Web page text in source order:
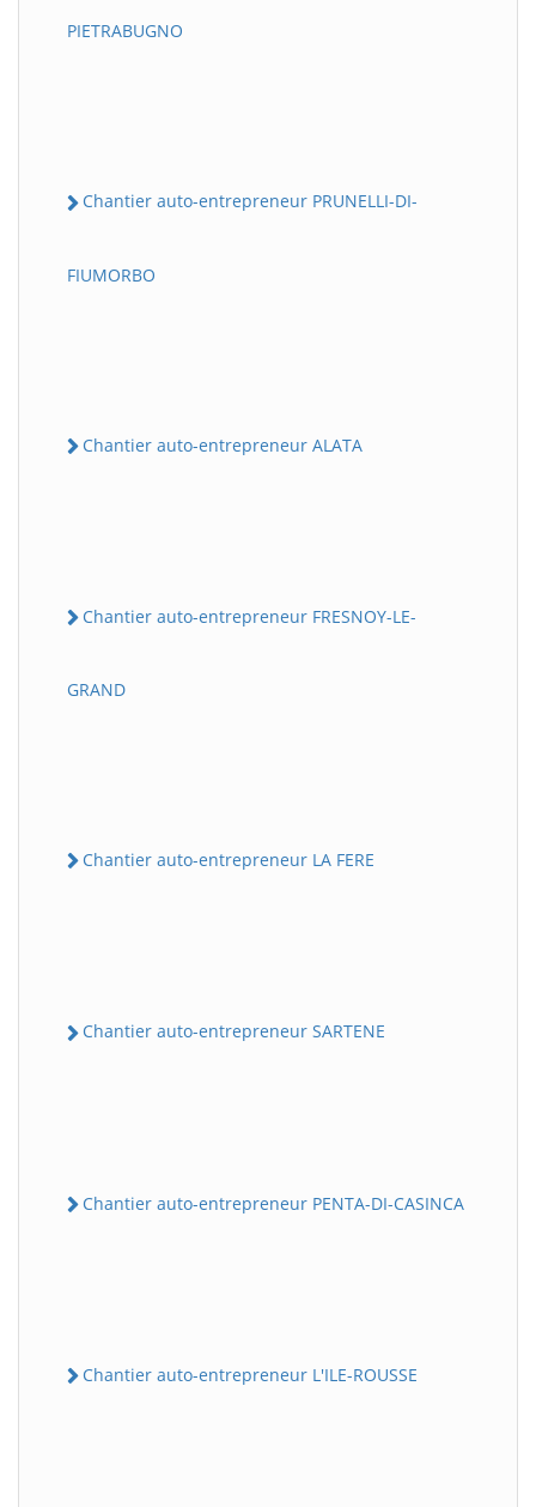
PIETRABUGNO
Chantier auto-entrepreneur PRUNELLI-DI-
FIUMORBO
Chantier auto-entrepreneur ALATA
Chantier auto-entrepreneur FRESNOY-LE-
GRAND
Chantier auto-entrepreneur LA FERE
Chantier auto-entrepreneur SARTENE
Chantier auto-entrepreneur PENTA-DI-CASINCA
Chantier auto-entrepreneur L'ILE-ROUSSE